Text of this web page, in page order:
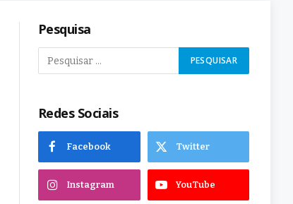
Pesquisa
Redes Sociais
Facebook Twitter
Instagram YouTube